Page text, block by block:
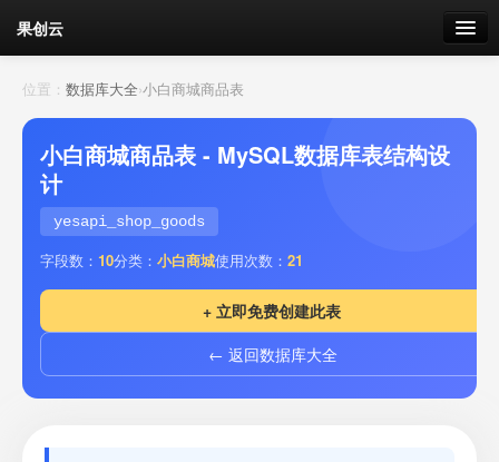
果创云
数据表单
API接口
云存储
流量 剩余接口流量
套餐
位置： 数据库大全›小白商城商品表
小白商城商品表 - MySQL数据库表结构设
计
yesapi_shop_goods
字段数： 10分类： 小白商城使用次数： 21
+ 立即免费创建此表
← 返回数据库大全